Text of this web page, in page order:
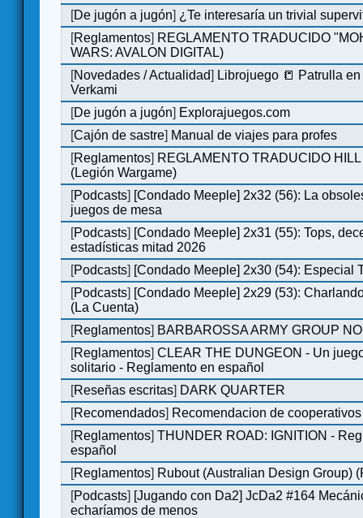
[De jugón a jugón] ¿Te interesaría un trivial
[Reglamentos] REGLAMENTO TRADUCIDO
WARS: AVALON DIGITAL)
[Novedades / Actualidad] Librojuego 📒 Patrulla
Verkami
[De jugón a jugón] Explorajuegos.com
[Cajón de sastre] Manual de viajes para profes
[Reglamentos] REGLAMENTO TRADUCIDO
(Legión Wargame)
[Podcasts] [Condado Meeple] 2x32 (56): La
juegos de mesa
[Podcasts] [Condado Meeple] 2x31 (55): Tops,
estadísticas mitad 2026
[Podcasts] [Condado Meeple] 2x30 (54): Especial
[Podcasts] [Condado Meeple] 2x29 (53):
(La Cuenta)
[Reglamentos] BARBAROSSA ARMY GROUP
[Reglamentos]CLEAR THE DUNGEON - Un
solitario - Reglamento en español
[Reseñas escritas] DARK QUARTER
[Recomendados] Recomendacion de
[Reglamentos]THUNDER ROAD: IGNITION -
español
[Reglamentos] Rubout (Australian Design Group)
[Podcasts] [Jugando con Da2] JcDa2 #164
echaríamos de menos